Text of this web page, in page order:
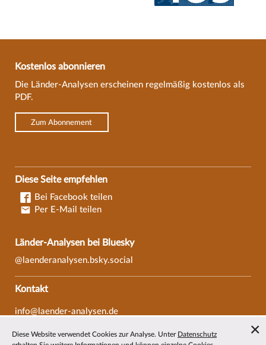
Kostenlos abonnieren
Die Länder-Analysen erscheinen regelmäßig kostenlos als
PDF.
Zum Abonnement
Diese Seite empfehlen
Bei Facebook teilen
Per E-Mail teilen
Länder-Analysen bei Bluesky
@laenderanalysen.bsky.social
Kontakt
info@laender-analysen.de
Diese Website verwendet Cookies zur Analyse. Unter Datenschutz